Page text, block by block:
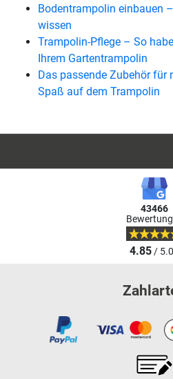
Bodentrampolin einbauen
wissen
Trampolin-Pflege – So
Ihrem Gartentrampolin
Das passende Zubehör für
Spaß auf dem Trampolin
43466
4.85/